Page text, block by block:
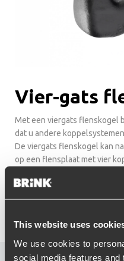
This website uses
We use cookies to
social media features
Vier-gats
Met een viergats flenskogel
dat u andere
De viergats flenskogel kan
op een flensplaat met vier
in hoogte verstelbare